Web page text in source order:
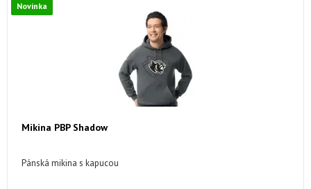
Novinka
Mikina PBP Shadow
Pánská mikina s kapucou